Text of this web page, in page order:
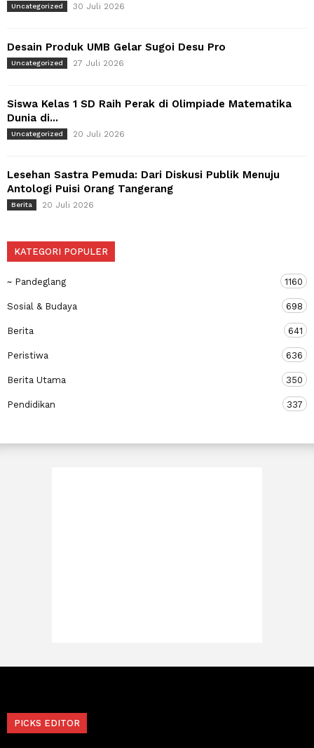
Uncategorized 30 Juli 2026
Desain Produk UMB Gelar Sugoi Desu Pro
Uncategorized 27 Juli 2026
Siswa Kelas 1 SD Raih Perak di Olimpiade Matematika
Dunia di...
Uncategorized 20 Juli 2026
Lesehan Sastra Pemuda: Dari Diskusi Publik Menuju
Antologi Puisi Orang Tangerang
Berita 20 Juli 2026
KATEGORI POPULER
~ Pandeglang 1160
Sosial & Budaya 698
Berita 641
Peristiwa 636
Berita Utama 350
Pendidikan 337
PICKS EDITOR